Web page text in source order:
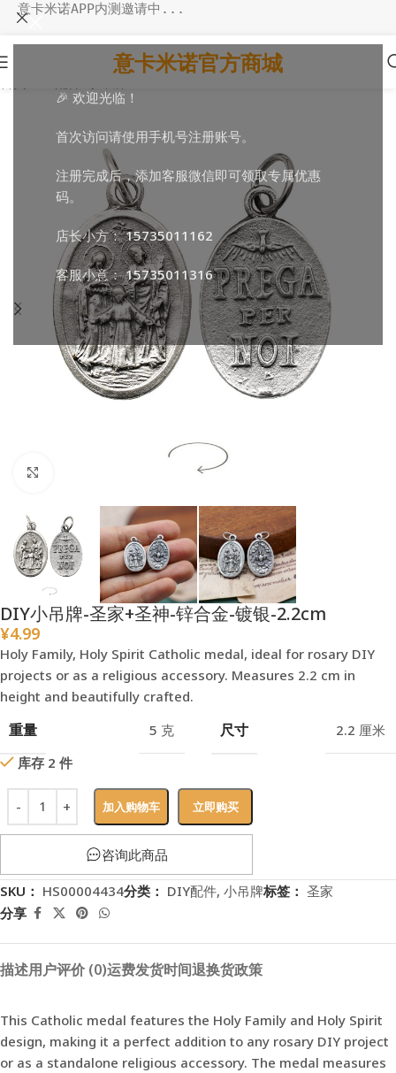
🎉 欢迎光临！
首次访问请使用手机号注册账号。
注册完成后，添加客服微信即可领取专属优惠
码。
店长小方：15735011162
客服小意：15735011316
意卡米诺APP内测邀请中...
意卡米诺官方商城
DIY小吊牌-圣家+圣神-锌合金-镀银-2.2cm
¥4.99
Holy Family, Holy Spirit Catholic medal, ideal for rosary DIY
projects or as a religious accessory. Measures 2.2 cm in
height and beautifully crafted.
重量 5 克 尺寸
2.2 厘米
库存 2 件
加入购物车 立即购买
咨询此商品
SKU： HS00004434分类： DIY配件, 小吊牌标签： 圣家
分享
描述用户评价 (0)运费发货时间退换货政策
This Catholic medal features the Holy Family and Holy Spirit
design, making it a perfect addition to any rosary DIY project
or as a standalone religious accessory. The medal measures